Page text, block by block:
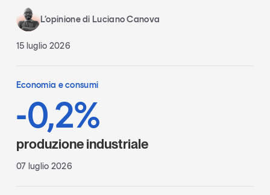
L’opinione di Luciano Canova
15 luglio 2026
Economia e consumi
-0,2%
produzione industriale
07 luglio 2026